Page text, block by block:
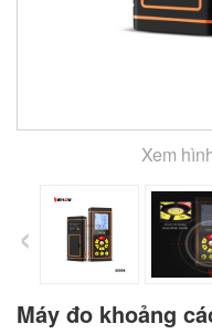
Xem
‹
Máy đo khoảng